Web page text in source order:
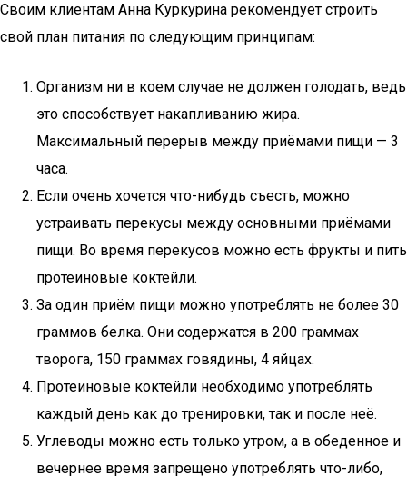
Своим клиентам Анна Куркурина рекомендует строить
свой план питания по следующим принципам:
Организм ни в коем случае не должен голодать, ведь
это способствует накапливанию жира.
Максимальный перерыв между приёмами пищи — 3
часа.
Если очень хочется что-нибудь съесть, можно
устраивать перекусы между основными приёмами
пищи. Во время перекусов можно есть фрукты и пить
протеиновые коктейли.
За один приём пищи можно употреблять не более 30
граммов белка. Они содержатся в 200 граммах
творога, 150 граммах говядины, 4 яйцах.
Протеиновые коктейли необходимо употреблять
каждый день как до тренировки, так и после неё.
Углеводы можно есть только утром, а в обеденное и
вечернее время запрещено употреблять что-либо,